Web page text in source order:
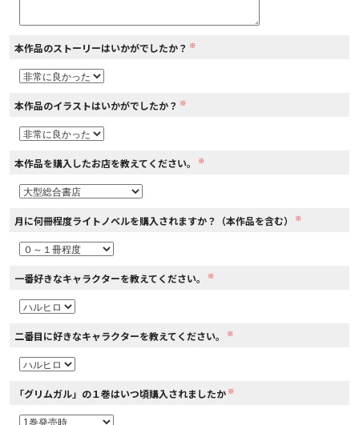
閉じる
本作品のストーリーはいかがでしたか？ ※
本作品のイラストはいかがでしたか？ ※
本作品を購入したお店を教えてください。 ※
月に何冊程度ライトノベルを購入されますか？（本作品を含む） ※
一番好きなキャラクターを教えてください。 ※
二番目に好きなキャラクターを教えてください。 ※
「グリムガル」の１巻はいつ頃購入されましたか ※